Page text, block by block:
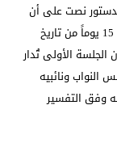
حواس ” أن المادة (54) من الدستور نصت على أن
رئيس الجمهورية يدعو مجلس النواب للانعقاد خلال 15 يوماً من تاريخ
الجلسة الأولى تُدار
النواب ونائبيه
وفق التفسير